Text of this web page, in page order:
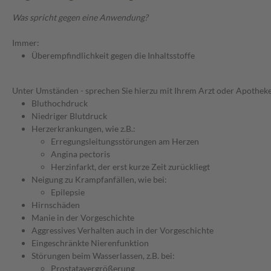
Was spricht gegen eine Anwendung?
Immer:
Überempfindlichkeit gegen die Inhaltsstoffe
Unter Umständen - sprechen Sie hierzu mit Ihrem Arzt oder
Bluthochdruck
Niedriger Blutdruck
Herzerkrankungen, wie z.B.:
Erregungsleitungsstörungen am Herzen
Angina pectoris
Herzinfarkt, der erst kurze Zeit zurückliegt
Neigung zu Krampfanfällen, wie bei:
Epilepsie
Hirnschäden
Manie in der Vorgeschichte
Aggressives Verhalten auch in der Vorgeschichte
Eingeschränkte Nierenfunktion
Störungen beim Wasserlassen, z.B. bei:
Prostatavergrößerung